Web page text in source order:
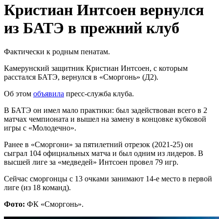
Кристиан Интсоен вернулся
из БАТЭ в прежний клуб
Фактически к родным пенатам.
Камерунский защитник Кристиан Интсоен, с которым
расстался БАТЭ, вернулся в «Сморгонь» (Д2).
Об этом объявила пресс-служба клуба.
В БАТЭ он имел мало практики: был задействован всего в 2
матчах чемпионата и вышел на замену в концовке кубковой
игры с «Молодечно».
Ранее в «Сморгони» за пятилетний отрезок (2021-25) он
сыграл 104 официальных матча и был одним из лидеров. В
высшей лиге за «медведей» Интсоен провел 79 игр.
Сейчас сморгонцы с 13 очками занимают 14-е место в первой
лиге (из 18 команд).
Фото: ФК «Сморгонь».